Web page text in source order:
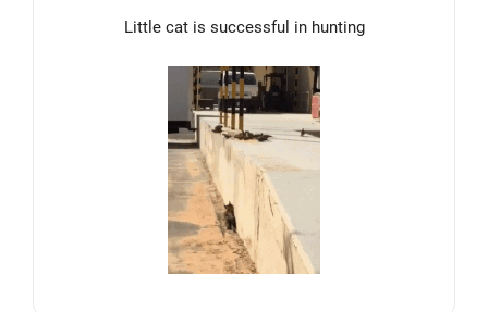
Little cat is successful in hunting